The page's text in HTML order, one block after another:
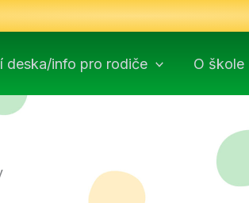
deska/info pro rodiče O škole